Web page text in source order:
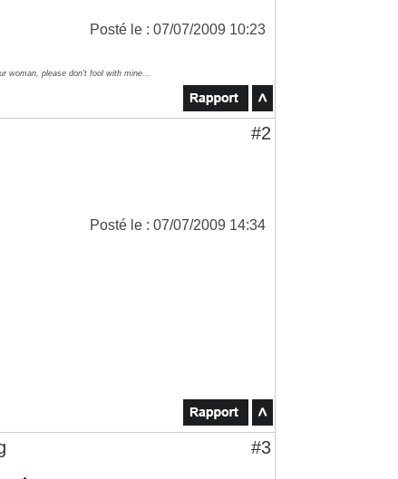
Posté le : 07/07/2009 10:23
woman, please don't fool with mine...
#2
Posté le : 07/07/2009 14:34
#3